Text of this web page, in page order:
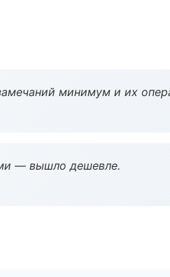
минимум и их
— вышло дешевле.